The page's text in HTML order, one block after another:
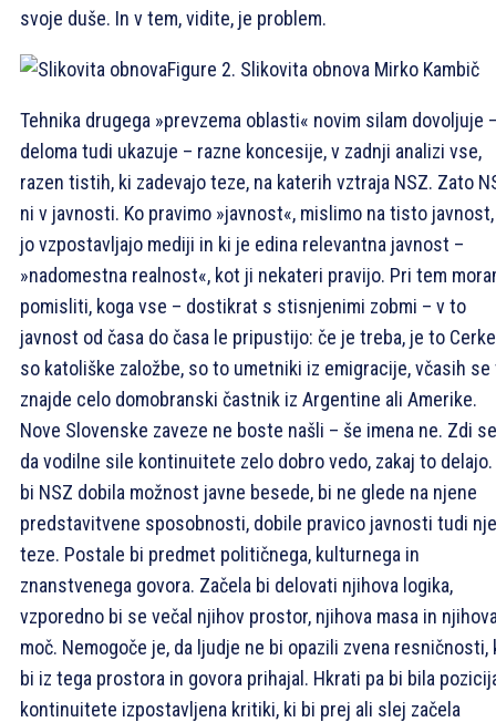
svoje duše. In v tem, vidite, je problem.
Figure 2. Slikovita obnova Mirko Kambič
Tehnika drugega »prevzema oblasti« novim silam dovoljuje
deloma tudi ukazuje – razne koncesije, v zadnji analizi vse,
razen tistih, ki zadevajo teze, na katerih vztraja NSZ. Zato
ni v javnosti. Ko pravimo »javnost«, mislimo na tisto
jo vzpostavljajo mediji in ki je edina relevantna javnost –
»nadomestna realnost«, kot ji nekateri pravijo. Pri tem
pomisliti, koga vse – dostikrat s stisnjenimi zobmi – v to
javnost od časa do časa le pripustijo: če je treba, je to
so katoliške založbe, so to umetniki iz emigracije, včasih se
znajde celo domobranski častnik iz Argentine ali Amerike.
Nove Slovenske zaveze ne boste našli – še imena ne. Zdi
da vodilne sile kontinuitete zelo dobro vedo, zakaj to delajo.
bi NSZ dobila možnost javne besede, bi ne glede na njene
predstavitvene sposobnosti, dobile pravico javnosti tudi
teze. Postale bi predmet političnega, kulturnega in
znanstvenega govora. Začela bi delovati njihova logika,
vzporedno bi se večal njihov prostor, njihova masa in
moč. Nemogoče je, da ljudje ne bi opazili zvena resničnosti,
bi iz tega prostora in govora prihajal. Hkrati pa bi bila
kontinuitete izpostavljena kritiki, ki bi prej ali slej začela